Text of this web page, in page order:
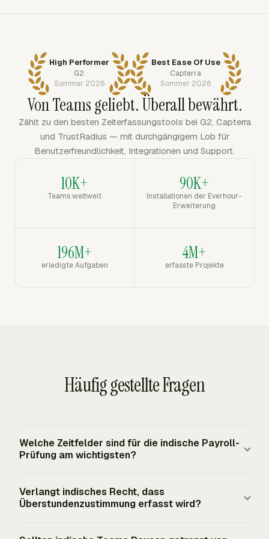
High Performer
G2
Sommer 2026
Best Ease Of Use
Capterra
Sommer 2026
Von Teams geliebt. Überall bewährt.
Zählt zu den besten Zeiterfassungstools bei G2, Capterra
und TrustRadius — mit durchgängigem Lob für
Benutzerfreundlichkeit, Integrationen und Support.
10K+
Teams weltweit
90K+
Installationen der Everhour-
Erweiterung
196M+
erledigte Aufgaben
4M+
erfasste Projekte
Häufig gestellte Fragen
Welche Zeitfelder sind für die indische Payroll-
Prüfung am wichtigsten?
Arbeitsstunden, Arbeitsdatum, Arbeitnehmername,
Projekt oder Arbeitskategorie, Überstundenmarkierungen
Verlangt indisches Recht, dass
Überstundenzustimmung erfasst wird?